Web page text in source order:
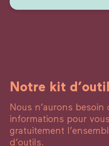
Notre kit
Nous n’aurons besoin
informations pour
gratuitement
d’outils.